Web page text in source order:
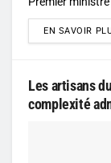
EN SAVOIR
Les artisans
complexité